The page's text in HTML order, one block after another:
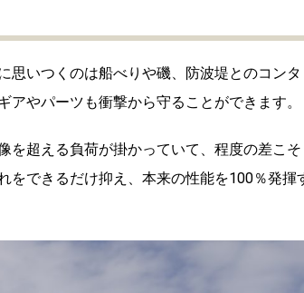
いつくのは船べりや磯、防波堤とのコンタ
やパーツも衝撃から守ることができます。
を超える負荷が掛かっていて、程度の差こそ
をできるだけ抑え、本来の性能を100％発揮